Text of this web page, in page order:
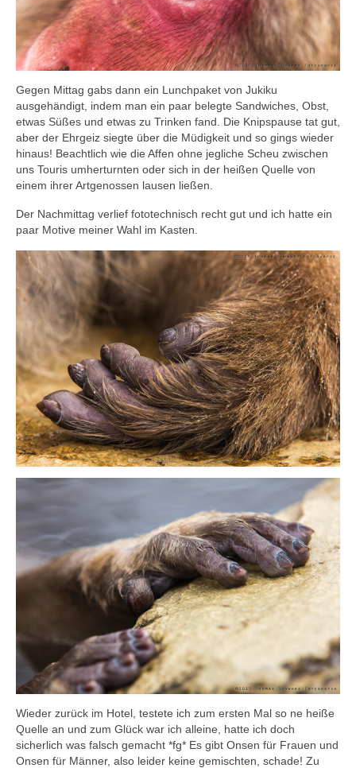
Gegen Mittag gabs dann ein Lunchpaket von Jukiku
ausgehändigt, indem man ein paar belegte Sandwiches, Obst,
etwas Süßes und etwas zu Trinken fand. Die Knipspause tat gut,
aber der Ehrgeiz siegte über die Müdigkeit und so gings wieder
hinaus! Beachtlich wie die Affen ohne jegliche Scheu zwischen
uns Touris umherturnten oder sich in der heißen Quelle von
einem ihrer Artgenossen lausen ließen.
Der Nachmittag verlief fototechnisch recht gut und ich hatte ein
paar Motive meiner Wahl im Kasten.
Wieder zurück im Hotel, testete ich zum ersten Mal so ne heiße
Quelle an und zum Glück war ich alleine, hatte ich doch
sicherlich was falsch gemacht *fg* Es gibt Onsen für Frauen und
Onsen für Männer, also leider keine gemischten, schade! Zu